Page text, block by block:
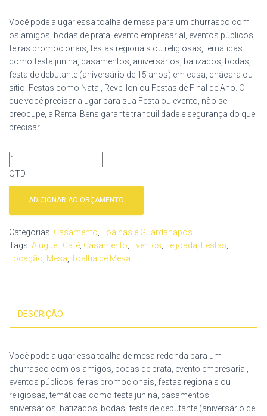
Você pode alugar essa toalha de mesa para um churrasco com
os amigos, bodas de prata, evento empresarial, eventos públicos,
feiras promocionais, festas regionais ou religiosas, temáticas
como festa junina, casamentos, aniversários, batizados, bodas,
festa de debutante (aniversário de 15 anos) em casa, chácara ou
sítio. Festas como Natal, Reveillon ou Festas de Final de Ano. O
que você precisar alugar para sua Festa ou evento, não se
preocupe, a Rental Bens garante tranquilidade e segurança do que
precisar.
QTD
ADICIONAR AO ORÇAMENTO
Categorias: Casamento Toalhas e Guardanapos
Tags: Aluguel Café Casamento Eventos Feijoada Festas
Locação Mesa Toalha de Mesa
DESCRIÇÃO
Você pode alugar essa toalha de mesa redonda para um
churrasco com os amigos, bodas de prata, evento empresarial,
eventos públicos, feiras promocionais, festas regionais ou
religiosas, temáticas como festa junina, casamentos,
aniversários, batizados, bodas, festa de debutante (aniversário de